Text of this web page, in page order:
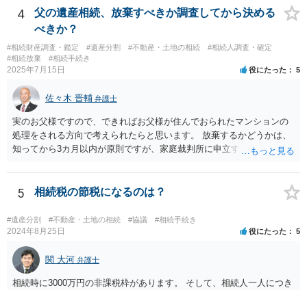
4
父の遺産相続、放棄すべきか調査してから決める
べきか？
#相続財産調査・鑑定 #遺産分割 #不動産・土地の相続
#相続人調査・確定
#相続放棄
#相続手続き
2025年7月15日 役にたった 5
佐々木 晋輔 弁護士
実のお父様ですので、できればお父様が住んでおられたマンションの
処理をされる方向で考えられたらと思います。 放棄するかどうかは、
知ってから3カ月以内が原則ですが、家庭裁判所に申立すれば3カ月の
放棄するかどうか決めることができます。 銀行やサラ金が数年も放置
することはありませんので、数年後に借金が発見される可能性はほぼ
ありません。 なお、私が扱った相続放棄を検討していた案件で、期間
伸長して調査したところ、サラ金に対する過払金など相当な財産が見
つかったため相続したという事例がありました。
5 相続税の節税になるのは？
#遺産分割 #不動産・土地の相続 #協議 #相続手続き
2024年8月25日 役にたった 5
関 大河 弁護士
相続時に3000万円の非課税枠があります。 そして、相続人一人につき